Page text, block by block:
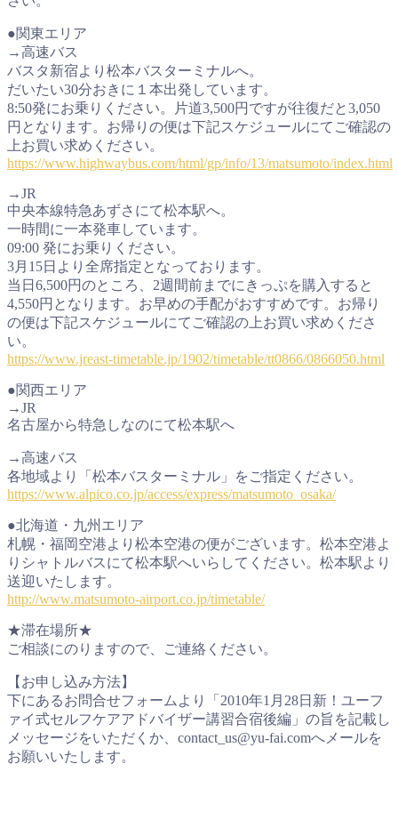
●関東エリア
→高速バス
バスタ新宿より松本バスターミナルへ。
だいたい30分おきに１本出発しています。
8:50発にお乗りください。片道3,500円ですが往復だと3,050
円となります。お帰りの便は下記スケジュールにてご確認の
上お買い求めください。
https://www.highwaybus.com/html/gp/info/13/matsumoto/index.html
→JR
中央本線特急あずさにて松本駅へ。
一時間に一本発車しています。
09:00 発にお乗りください。
3月15日より全席指定となっております。
当日6,500円のところ、2週間前までにきっぷを購入すると
4,550円となります。お早めの手配がおすすめです。お帰り
の便は下記スケジュールにてご確認の上お買い求めくださ
い。
https://www.jreast-timetable.jp/1902/timetable/tt0866/0866050.html
●関西エリア
→JR
名古屋から特急しなのにて松本駅へ
→高速バス
各地域より「松本バスターミナル」をご指定ください。
https://www.alpico.co.jp/access/express/matsumoto_osaka/
●北海道・九州エリア
札幌・福岡空港より松本空港の便がございます。松本空港よ
りシャトルバスにて松本駅へいらしてください。松本駅より
送迎いたします。
http://www.matsumoto-airport.co.jp/timetable/
★滞在場所★
ご相談にのりますので、ご連絡ください。
【お申し込み方法】
下にあるお問合せフォームより「2010年1月28日新！ユーフ
ァイ式セルフケアアドバイザー講習合宿後編」の旨を記載し
メッセージをいただくか、contact_us@yu-fai.comへメールを
お願いいたします。